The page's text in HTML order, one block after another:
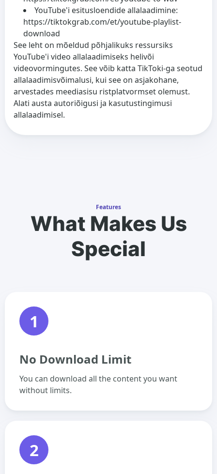
YouTube'i esitusloendide allalaadimine:
https://tiktokgrab.com/et/youtube-playlist-
download
See leht on mõeldud põhjalikuks ressursiks
YouTube'i video allalaadimiseks helivõi
videovormingutes. See võib katta TikToki-ga seotud
allalaadimisvõimalusi, kui see on asjakohane,
arvestades meediasisu ristplatvormset olemust.
Alati austa autoriõigusi ja kasutustingimusi
allalaadimisel.
Features
What Makes Us
Special
1
No Download Limit
You can download all the content you want
without limits.
2